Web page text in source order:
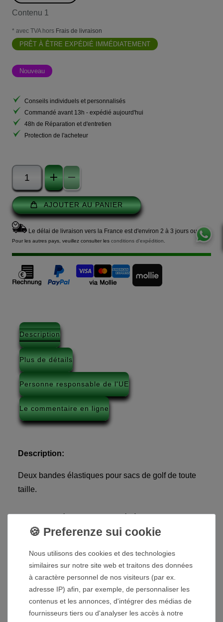
Contenu 1
* avec TVA hors Frais de livraison
PRÊT À ÊTRE EXPÉDIÉ IMMÉDIATEMENT
Nouveau
Conseils individuels et personnalisés
Commandé avant 13h - expédié aujourd'hui
48h de Réparation et d'entretien
Protection de l'acheteur
AJOUTER AU PANIER
Le délai de livraison vers la France est d'environ 2 à 3 jours ouvrés.
Pour les autres pays, veuillez consulter les conditions d'expédition
Description
Plus de détails
Personne responsable de l'UE
Le commentaire en ligne
Description:
Deux bandes élastiques pour sacs de golf de toute
taille.
Les bandes élastiques sont tirés à travers les
supports de sac (partie du cadre) du chariot de golf.
Les bandes élastiques ont une force de tension
élevée, ce qui signifie que le sac de golf est
maintenu en toute sécurité sur le chariot de golf.
Détails techniques:
Nous utilisons des cookies et des technologies
similaires sur notre site web et traitons des données
à caractère personnel de nos visiteurs (par ex.
adresse IP) afin, par exemple, de personnaliser les
contenus et les annonces, d'intégrer des médias de
fournisseurs tiers ou d'analyser les accès à notre